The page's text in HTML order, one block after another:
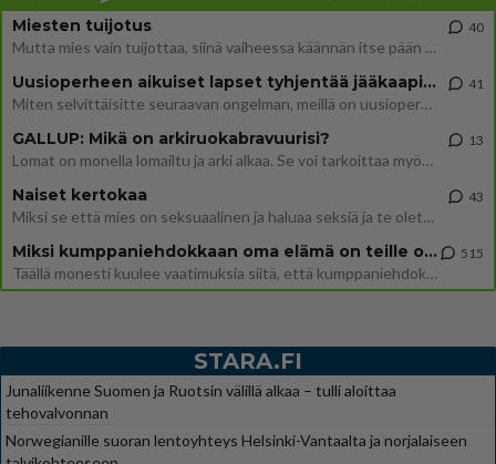
Miesten tuijotus
Mutta mies vain tuijottaa, siinä vaiheessa käännän itse pään pois. Mikä juttu? Yleensä jos joku tuijottaa tai katsoo, hä
40
Uusioperheen aikuiset lapset tyhjentää jääkaapin käydessään
Miten selvittäisitte seuraavan ongelman, meillä on uusioperhe, minulla teini-ikäiset lapset ja puolisolla aikuiset, jotk
41
GALLUP: Mikä on arkiruokabravuurisi?
Lomat on monella lomailtu ja arki alkaa. Se voi tarkoittaa myös sitä, että grillailut on grillattu ja palataan arjen ruo
13
Naiset kertokaa
Miksi se että mies on seksuaalinen ja haluaa seksiä ja te olette hänen mielestänne haluttava on vastenmielistä? Mikä sii
43
Miksi kumppaniehdokkaan oma elämä on teille ongelma?
Täällä monesti kuulee vaatimuksia siitä, että kumppaniehdokkaalla ei saisi olla lemmikkejä, lapsia, kavereita, eksiä, su
515
STARA.FI
Junaliikenne Suomen ja Ruotsin välillä alkaa – tulli aloittaa
tehovalvonnan
Norwegianille suoran lentoyhteys Helsinki-Vantaalta ja norjalaiseen